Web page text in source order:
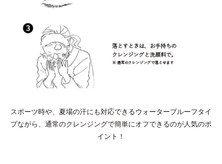
スポーツ時や、夏場の汗にも対応できるウォータープルーフタイ
プながら、通常のクレンジングで簡単にオフできるのが人気のポ
イント！